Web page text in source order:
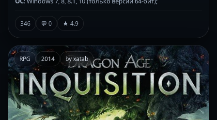
346 💬 0 ★ 4.9
RPG 2014 by xatab